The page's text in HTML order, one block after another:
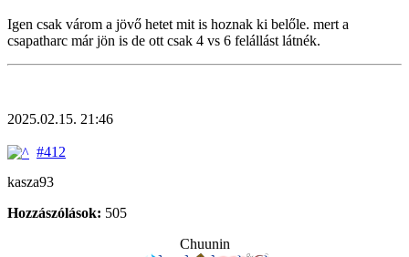
Igen csak várom a jövő hetet mit is hoznak ki belőle. mert a
csapatharc már jön is de ott csak 4 vs 6 felállást látnék.
2025.02.15. 21:46
#412
kasza93
Hozzászólások: 505
Chuunin